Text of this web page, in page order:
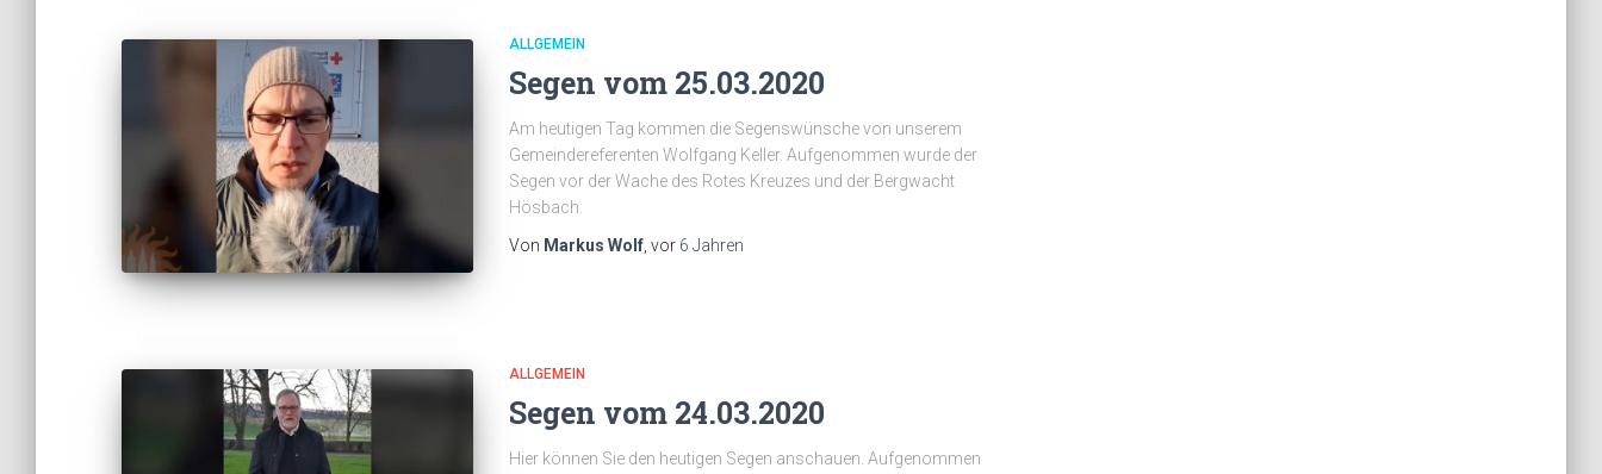
ALLGEMEIN
Segen vom 25.03.2020
Am heutigen Tag kommen die Segenswünsche von unserem
Gemeindereferenten Wolfgang Keller. Aufgenommen wurde der
Segen vor der Wache des Rotes Kreuzes und der Bergwacht
Hösbach.
Von Markus Wolf , vor 6 Jahren
ALLGEMEIN
Segen vom 24.03.2020
Hier können Sie den heutigen Segen anschauen. Aufgenommen